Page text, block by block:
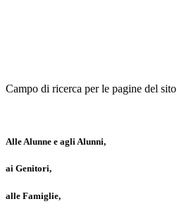
Campo di ricerca per le pagine del sito
Alle Alunne e agli Alunni,
ai Genitori,
alle Famiglie,